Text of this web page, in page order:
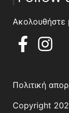
Ακολουθήστε
Πολιτική
Copyright